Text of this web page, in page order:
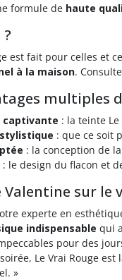
formule de haute
est fait pour celles et
à la maison.
multiples
captivante : la teinte
: que ce soit
: la conception de
: le design du flacon et
Valentine sur le
experte en
indispensable qui
pour des
Le Vrai Rouge est
»